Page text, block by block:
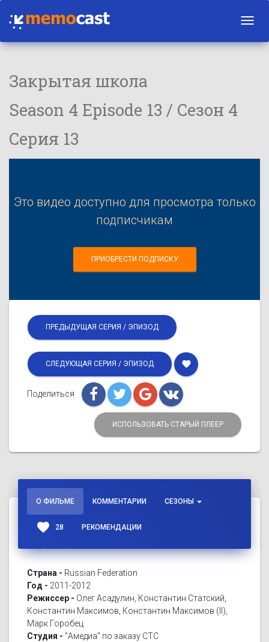
Закрытая школа
Season 4 Episode 13 / Сезон 4
Серия 13
Это видео доступно для просмотра только
подписчикам
ПРИОБРЕСТИ ПОДПИСКУ
ПРЕДЫДУЩАЯ СЕРИЯ / ЭПИЗОД
СЛЕДУЮЩАЯ СЕРИЯ / ЭПИЗОД favorite
Поделиться
ИСПОЛЬЗОВАТЬ СТАРЫЙ ПЛЕЕР
О ФИЛЬМЕ КОММЕНТАРИИ СЕЗОНЫ
favorite 28 РЕКОМЕНДАЦИИ
Страна - Russian Federation
Год - 2011-2012
Режиссер - Олег Асадулин, Константин Статский,
Константин Максимов, Константин Максимов (II),
Марк Горобец
Студия - "Амедиа" по заказу СТС